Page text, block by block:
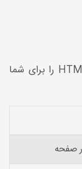
در جدول زیر به اختصار تگ های صوتی در HTML را برای شما
صفحه